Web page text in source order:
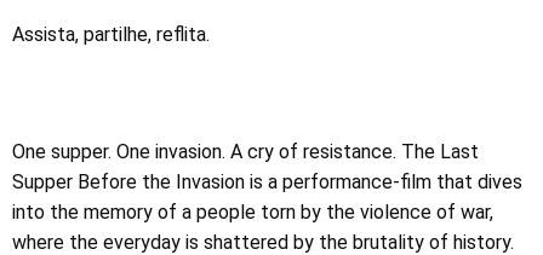
Assista, partilhe, reflita.
One supper. One invasion. A cry of resistance. The Last
Supper Before the Invasion is a performance-film that dives
into the memory of a people torn by the violence of war,
where the everyday is shattered by the brutality of history.